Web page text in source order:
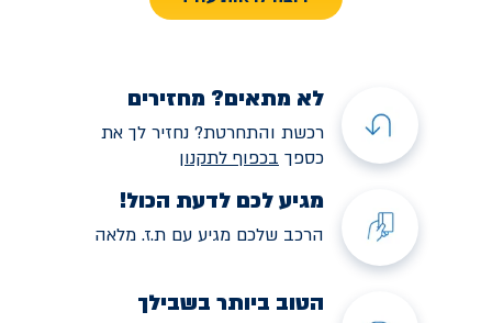
לא מתאים? מחזירים
רכשת והתחרטת? נחזיר לך את
כספך בכפוף לתקנון
מגיע לכם לדעת הכול!
הרכב שלכם מגיע עם ת.ז. מלאה
הטוב ביותר בשבילך